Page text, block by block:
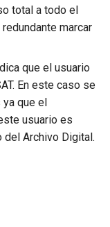
total a todo el
marcar
que el usuario
En este caso se
que el
usuario es
del Archivo Digital.